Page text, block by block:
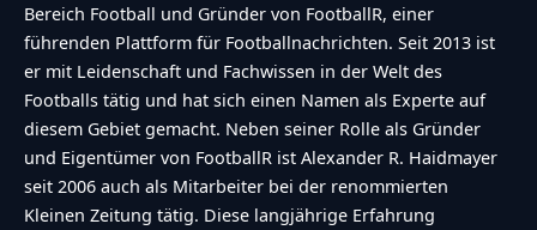
Bereich Football und Gründer von FootballR, einer
führenden Plattform für Footballnachrichten. Seit 2013 ist
er mit Leidenschaft und Fachwissen in der Welt des
Footballs tätig und hat sich einen Namen als Experte auf
diesem Gebiet gemacht. Neben seiner Rolle als Gründer
und Eigentümer von FootballR ist Alexander R. Haidmayer
seit 2006 auch als Mitarbeiter bei der renommierten
Kleinen Zeitung tätig. Diese langjährige Erfahrung